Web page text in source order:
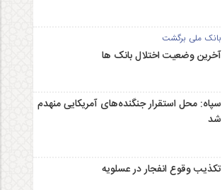
بانک ملی برگشت
آخرین وضعیت اختلال بانک ها
سپاه: محل استقرار جنگنده‌های آمریکایی منهدم
شد
تکذیب وقوع انفجار در عسلویه